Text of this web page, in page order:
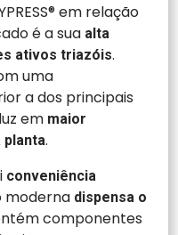
em relação
é a sua alta
ativos triazóis.
uma
a dos principais
em maior
planta.
conveniência
moderna dispensa o
componentes